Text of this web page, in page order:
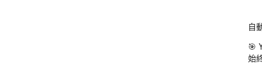
自
🎯
始